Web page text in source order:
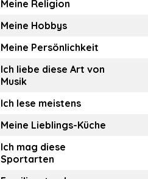
Meine Religion
Meine Hobbys
Meine Persönlichkeit
Ich liebe diese Art von
Musik
Ich lese meistens
Meine Lieblings-Küche
Ich mag diese
Sportarten